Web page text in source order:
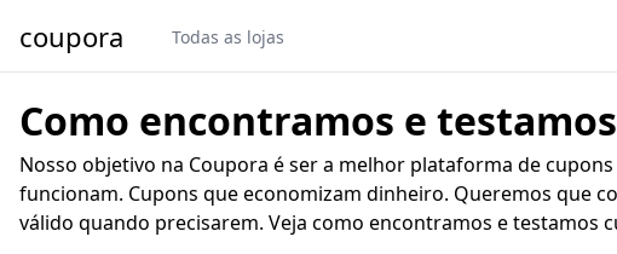
coupora Todas as lojas
Como encontramos e
Nosso objetivo na Coupora é ser a melhor plataforma de
funcionam. Cupons que economizam dinheiro. Queremos que
válido quando precisarem. Veja como encontramos e testamos